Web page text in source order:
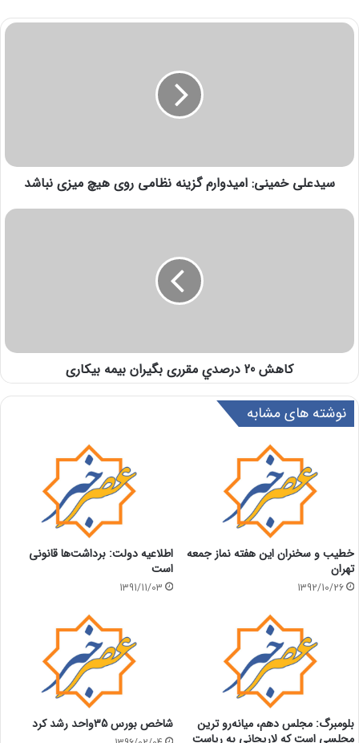
سیدعلی خمینی: امیدوارم گزینه نظامی روی هیچ میزی نباشد
كاهش 20 درصدي مقرری بگیران بیمه بیکاری
نوشته های مشابه
خطیب و سخنران این هفته نماز جمعه
تهران
1392/10/26
اطلاعیه دولت: برداشت‌ها قانونی
است
1391/11/03
بلومبرگ: مجلس دهم، میانه‌رو ترین
مجلسی است که لاریجانی به ریاست
شاخص بورس 35واحد رشد کرد